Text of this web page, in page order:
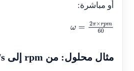
أو مباشرة:
ω =2 π×rpm6
مثال محلول: من rpm إلى rad/s